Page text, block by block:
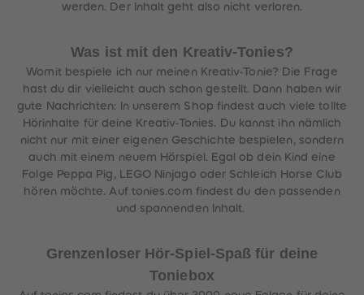
werden. Der Inhalt geht also nicht verloren.
Was ist mit den Kreativ-Tonies?
Womit bespiele ich nur meinen Kreativ-Tonie? Die Frage
hast du dir vielleicht auch schon gestellt. Dann haben wir
gute Nachrichten: In unserem Shop findest auch viele tollte
Hörinhalte für deine Kreativ-Tonies. Du kannst ihn nämlich
nicht nur mit einer eigenen Geschichte bespielen, sondern
auch mit einem neuem Hörspiel. Egal ob dein Kind eine
Folge Peppa Pig, LEGO Ninjago oder Schleich Horse Club
hören möchte. Auf tonies.com findest du den passenden
und spannenden Inhalt.
Grenzenloser Hör-Spiel-Spaß für deine
Toniebox